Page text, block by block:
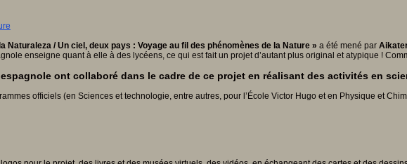
Naturaleza / Un ciel, deux pays : Voyage au fil des phénomènes de la Nature » a été mené par
enseigne quant à elle à des lycéens, ce qui est fait un projet d’autant plus original et atypique !
ont collaboré dans le cadre de ce projet en réalisant des activités en
officiels (en Sciences et technologie, entre autres, pour l’École Victor Hugo et en Physique et